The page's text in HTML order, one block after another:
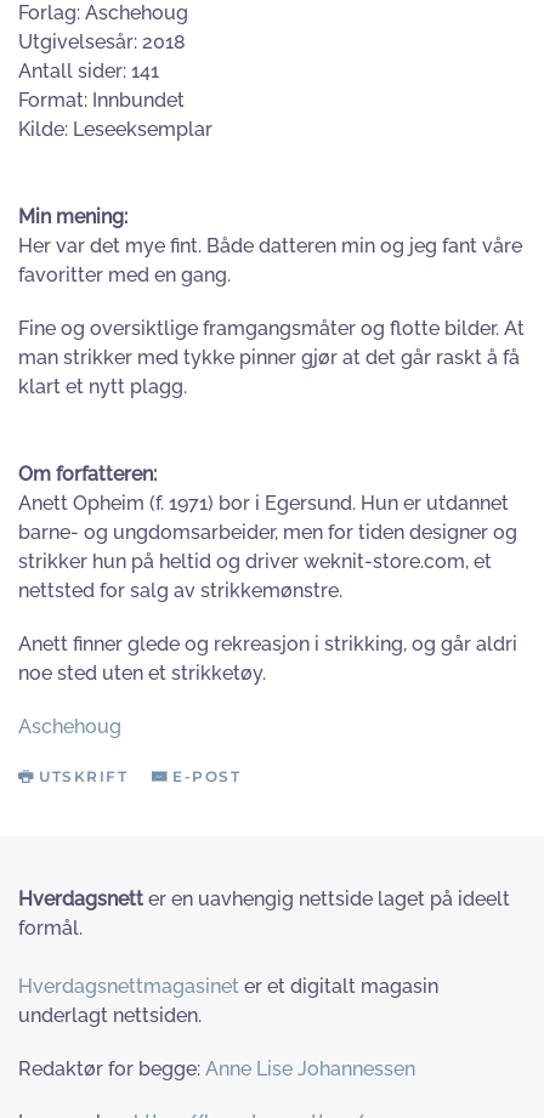
Forlag: Aschehoug
Utgivelsesår: 2018
Antall sider: 141
Format: Innbundet
Kilde: Leseeksemplar
Min mening:
Her var det mye fint. Både datteren min og jeg fant våre
favoritter med en gang.
Fine og oversiktlige framgangsmåter og flotte bilder. At
man strikker med tykke pinner gjør at det går raskt å få
klart et nytt plagg.
Om forfatteren:
Anett Opheim (f. 1971) bor i Egersund. Hun er utdannet
barne- og ungdomsarbeider, men for tiden designer og
strikker hun på heltid og driver weknit-store.com, et
nettsted for salg av strikkemønstre.
Anett finner glede og rekreasjon i strikking, og går aldri
noe sted uten et strikketøy.
Aschehoug
UTSKRIFT E-POST
Hverdagsnett er en uavhengig nettside laget på ideelt
formål.
Hverdagsnettmagasinet er et digitalt magasin
underlagt nettsiden.
Redaktør for begge: Anne Lise Johannessen